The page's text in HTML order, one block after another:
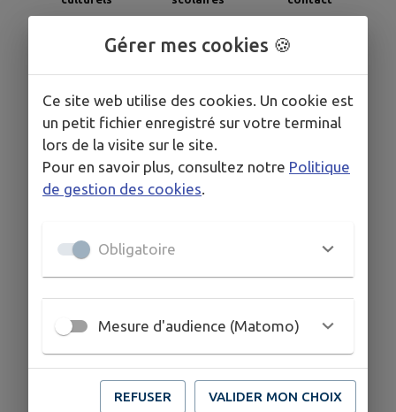
Sondages
Gérer mes cookies 🍪
Ce site web utilise des cookies. Un cookie est
un petit fichier enregistré sur votre terminal
lors de la visite sur le site.
Pour en savoir plus, consultez notre Politique
de gestion des cookies
Obligatoire
Mesure d'audience (Matomo)
REFUSER VALIDER MON CHOIX